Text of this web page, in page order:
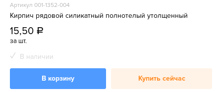
Артикул 001-1352-004
Кирпич рядовой силикатный полнотелый утолщенный
15,50 a
за шт.
В наличии
В корзину Купить сейчас